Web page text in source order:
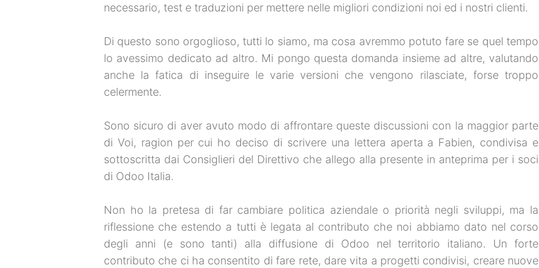
necessario, test e traduzioni per mettere nelle migliori condizioni noi ed i nostri clienti.
Di questo sono orgoglioso, tutti lo siamo, ma cosa avremmo potuto fare se quel tempo
lo avessimo dedicato ad altro. Mi pongo questa domanda insieme ad altre, valutando
anche la fatica di inseguire le varie versioni che vengono rilasciate, forse troppo
celermente.
Sono sicuro di aver avuto modo di affrontare queste discussioni con la maggior parte
di Voi, ragion per cui ho deciso di scrivere una lettera aperta a Fabien, condivisa e
sottoscritta dai Consiglieri del Direttivo che allego alla presente in anteprima per i soci
di Odoo Italia.
Non ho la pretesa di far cambiare politica aziendale o priorità negli sviluppi, ma la
riflessione che estendo a tutti è legata al contributo che noi abbiamo dato nel corso
degli anni (e sono tanti) alla diffusione di Odoo nel territorio italiano. Un forte
contributo che ci ha consentito di fare rete, dare vita a progetti condivisi, creare nuove